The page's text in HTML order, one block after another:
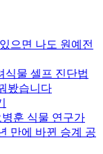
으면 나도 원예전
식물 셀프 진단법
봤습니다
병훈 식물 연구가
만에 바뀐 승계 공